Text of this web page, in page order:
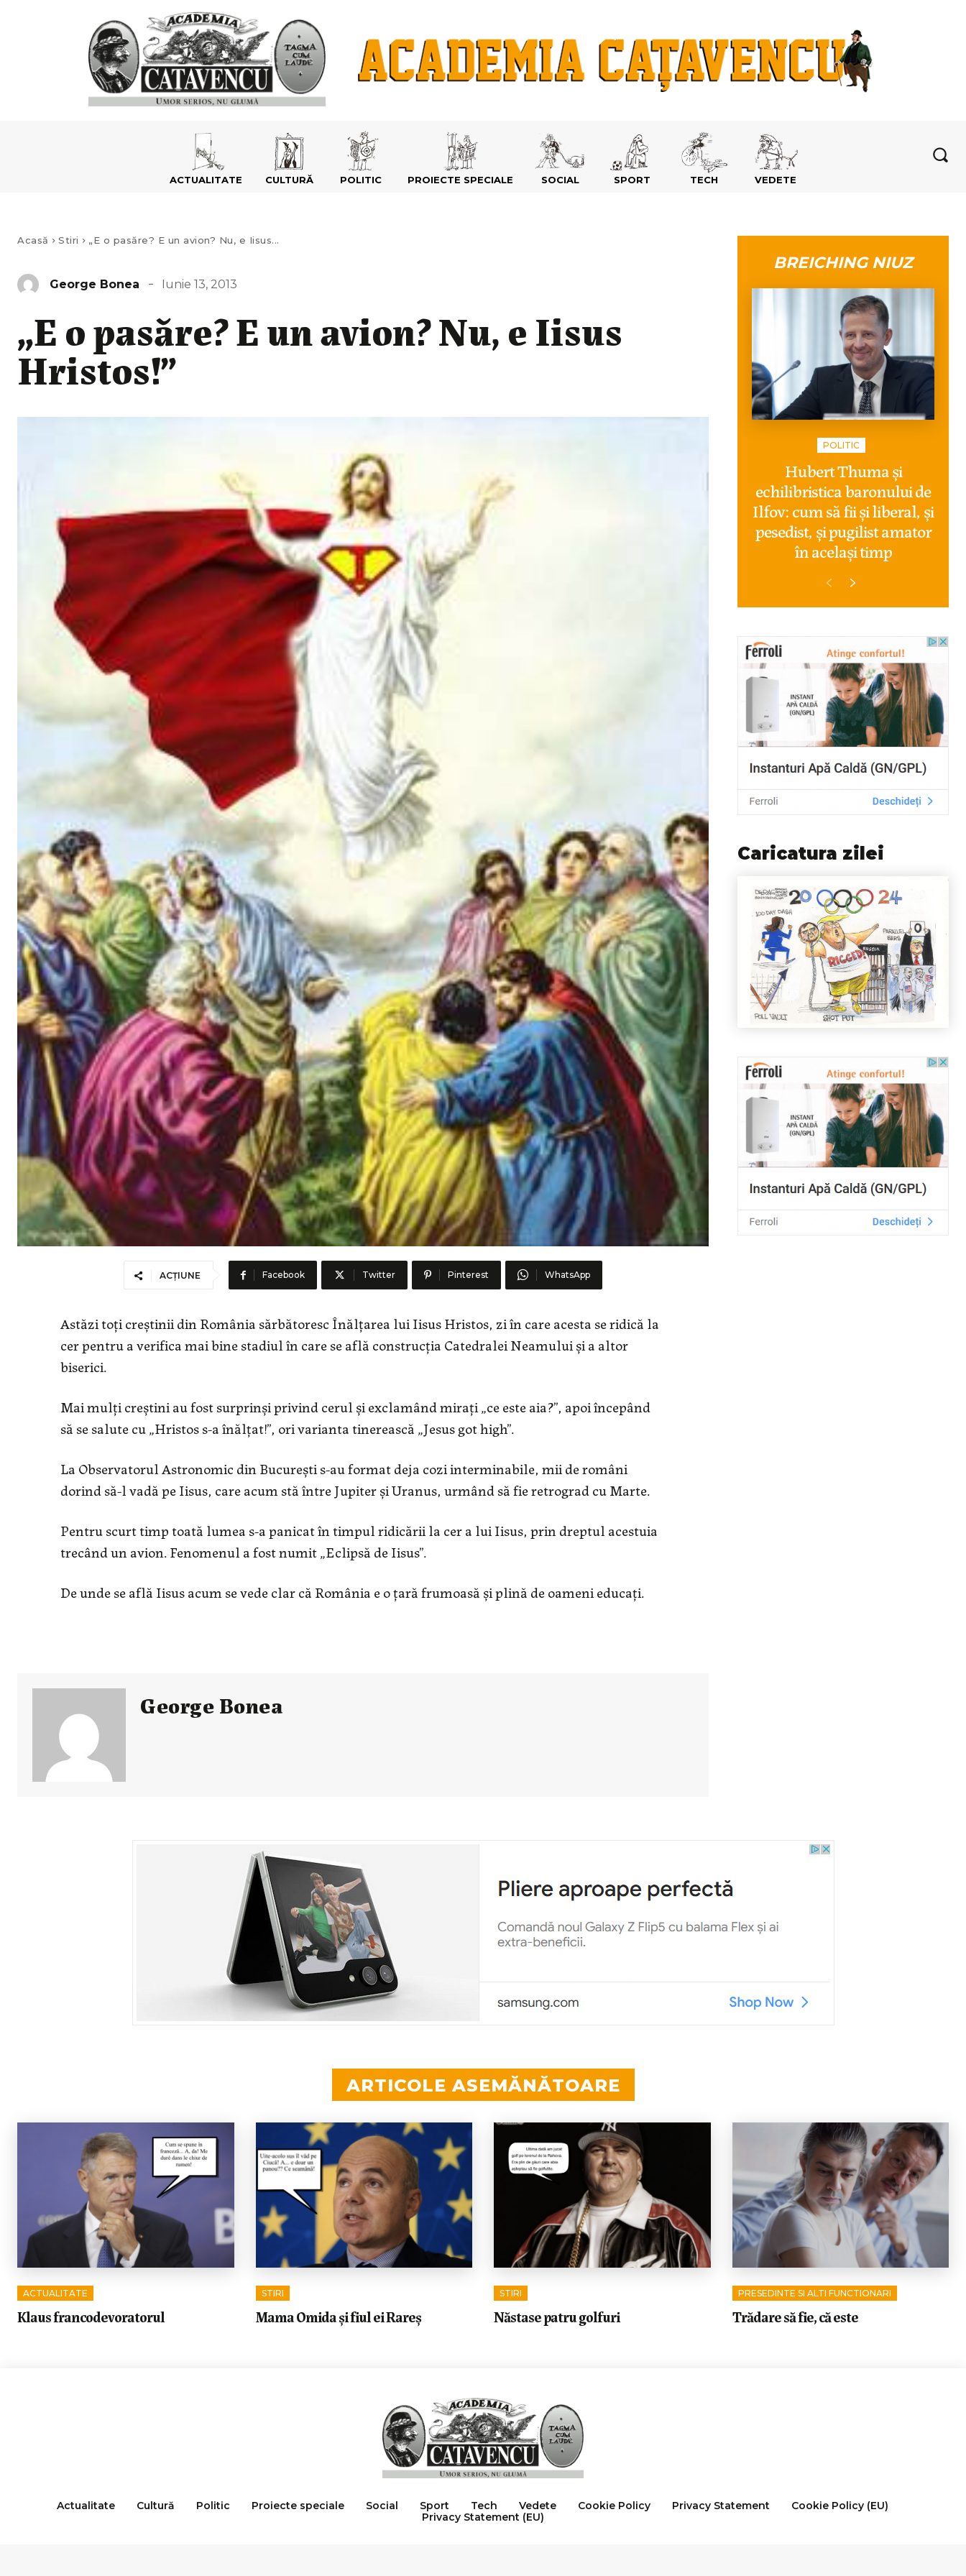
ACTUALITATE CULTURĂ POLITIC PROIECTE SPECIALE SOCIAL SPORT TECH VEDETE
Acasă Stiri „E o pasăre? E un avion? Nu, e Iisus...
George Bonea Iunie 13, 2013
„E o pasăre? E un avion? Nu, e Iisus
Hristos!”
ACȚIUNE Facebook Twitter Pinterest WhatsApp
Astăzi toți creștinii din România sărbătoresc Înălțarea lui Iisus Hristos, zi în care acesta se ridică la
cer pentru a verifica mai bine stadiul în care se află construcția Catedralei Neamului și a altor
biserici.
Mai mulți creștini au fost surprinși privind cerul și exclamând mirați „ce este aia?”, apoi începând
să se salute cu „Hristos s-a înălțat!”, ori varianta tinerească „Jesus got high”.
La Observatorul Astronomic din București s-au format deja cozi interminabile, mii de români
dorind să-l vadă pe Iisus, care acum stă între Jupiter și Uranus, urmând să fie retrograd cu Marte.
Pentru scurt timp toată lumea s-a panicat în timpul ridicării la cer a lui Iisus, prin dreptul acestuia
trecând un avion. Fenomenul a fost numit „Eclipsă de Iisus”.
De unde se află Iisus acum se vede clar că România e o țară frumoasă și plină de oameni educați.
George Bonea
BREICHING NIUZ
POLITIC
Hubert Thuma și
echilibristica baronului de
Ilfov: cum să fii și liberal, și
pesedist, și pugilist amator
în același timp
Caricatura zilei
ARTICOLE ASEMĂNĂTOARE
ACTUALITATE
Klaus francodevoratorul
STIRI
Mama Omida și fiul ei Rareș
STIRI
Năstase patru golfuri
PRESEDINTE SI ALTI FUNCTIONARI
Trădare să fie, că este
Actualitate Cultură Politic Proiecte speciale Social Sport Tech Vedete Cookie Policy Privacy Statement
Cookie Policy (EU)
Privacy Statement (EU)